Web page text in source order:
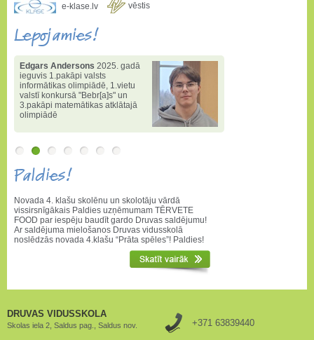
e-klase.lv vēstis
Lepojamies!
Edgars Andersons 2025. gadā
ieguvis 1.pakāpi valsts
informātikas olimpiādē, 1.vietu
valstī konkursā "Bebr[a]s" un
3.pakāpi matemātikas atklātajā
olimpiādē
Paldies!
Novada 4. klašu skolēnu un skolotāju vārdā
vissirsnīgākais Paldies uzņēmumam TĒRVETE
FOOD par iespēju baudīt gardo Druvas saldējumu!
Ar saldējuma mielošanos Druvas vidusskolā
noslēdzās novada 4.klašu “Prāta spēles”! Paldies!
DRUVAS VIDUSSKOLA
Skolas iela 2, Saldus pag., Saldus nov. +371 63839440